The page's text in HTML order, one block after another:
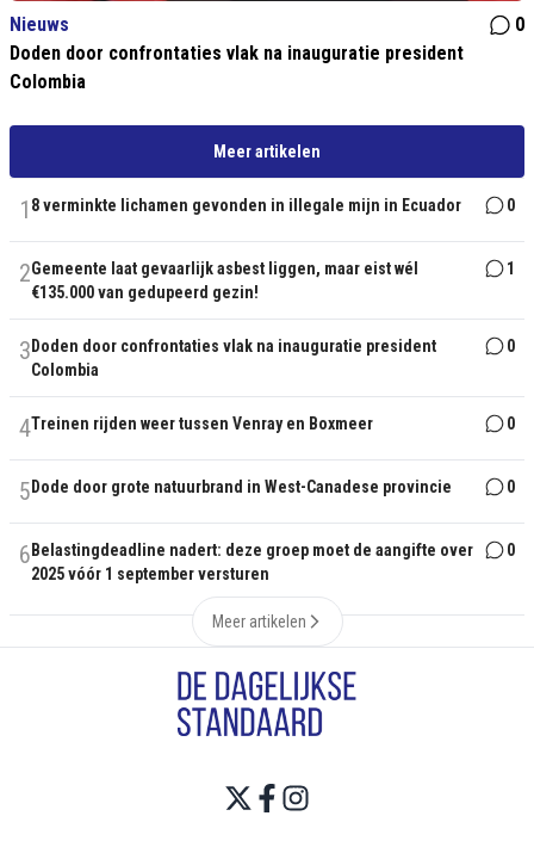
Nieuws
0
Doden door confrontaties vlak na inauguratie president
Colombia
Meer artikelen
1 8 verminkte lichamen gevonden in illegale mijn in Ecuador 0
2Gemeente laat gevaarlijk asbest liggen, maar eist wél
€135.000 van gedupeerd gezin!
1
3 Doden door confrontaties vlak na inauguratie president
Colombia
0
4Treinen rijden weer tussen Venray en Boxmeer 0
5 Dode door grote natuurbrand in West-Canadese provincie 0
6 Belastingdeadline nadert: deze groep moet de aangifte over
2025 vóór 1 september versturen
0
Meer artikelen